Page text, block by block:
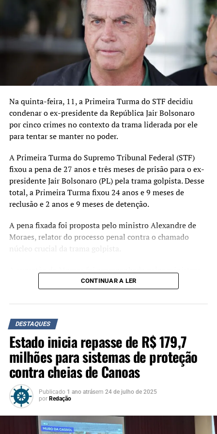
TÓPICOS RELACIONADOS:
A SEGUIR UP
Abertas inscrições para cursos gratuitos de capacitação
para jovens
NÃO SE ESQUEÇA
Canoas recebe atendimentos gratuitos de saúde bucal
Na quinta-feira, 11, a Primeira Turma do STF decidiu
condenar o ex-presidente da República Jair Bolsonaro
por cinco crimes no contexto da trama liderada por ele
para tentar se manter no poder.
A Primeira Turma do Supremo Tribunal Federal (STF)
fixou a pena de 27 anos e três meses de prisão para o ex-
presidente Jair Bolsonaro (PL) pela trama golpista. Desse
total, a Primeira Turma fixou 24 anos e 9 meses de
reclusão e 2 anos e 9 meses de detenção.
A pena fixada foi proposta pelo ministro Alexandre de
Moraes, relator do processo penal contra o chamado
núcleo crucial da trama golpista.
Flávio Dino, Cármen Lúcia e Cristiano Zanin. O ministro
durante o julgamento, não votou.
Crimes
Organização criminosa: 7 anos e 7 meses.
Abolição violenta do Estado Democrático de
Direito: 6 anos e 6 meses.
Golpe de Estado: 8 anos e 2 meses.
Deterioração de Patrimônio
: 2 anos e 6 meses.
CONTINUAR A LER
DESTAQUES
Estado inicia repasse de R$ 179,7
milhões para sistemas de proteção
contra cheias de Canoas
Publicado 1 ano atrásem 24 de julho de 2025
por Redação